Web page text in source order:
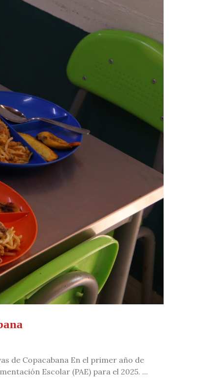
de Copacabana En el primer año de
Escolar (PAE) para el 2025. ...